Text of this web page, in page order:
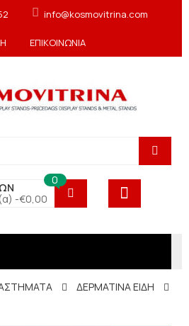
info@kosmovitrina.com
ΕΠΙΚΟΙΝΩΝΙΑ
-€0,00
0
ΔΕΡΜΑΤΙΝΑ ΕΙΔΗ